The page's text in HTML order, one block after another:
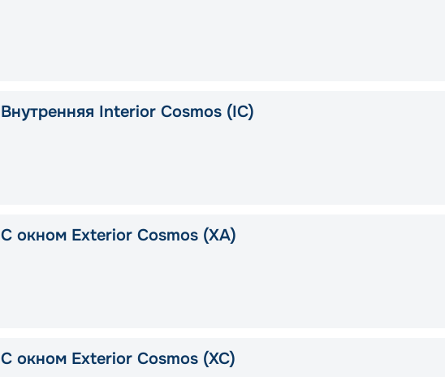
Внутренняя Interior Cosmos (IC)
С окном Exterior Cosmos (XA)
С окном Exterior Cosmos (XC)